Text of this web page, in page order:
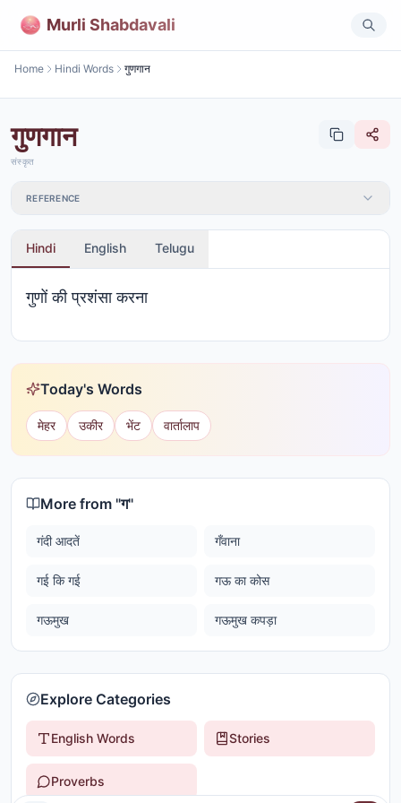
Murli Shabdavali
Home Hindi Words गुणगान
गुणगान
संस्कृत
REFERENCE
Hindi English Telugu
गुणों की प्रशंसा करना
Today's Words
मेहर उकीर भेंट वार्तालाप
More from "ग"
गंदी आदतें गँवाना
गई कि गई गऊ का कोस
गऊमुख गऊमुख कपड़ा
Explore Categories
English Words Stories
Proverbs